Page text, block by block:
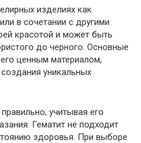
изделиях как
в сочетании с другими
красотой и может быть
до черного. Основные
ценным материалом,
уникальных
учитывая его
Гематит не подходит
здоровья. При выборе